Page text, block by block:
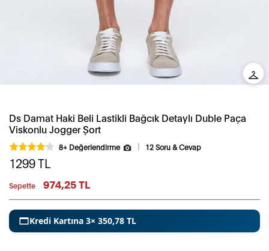
Ds Damat Haki Beli Lastikli Bağcık Detaylı Duble Paça
Viskonlu Jogger Şort
8+ Değerlendirme 12 Soru & Cevap
1299TL
Sepette 974,25 TL
Kredi Kartına 3× 350,78 TL